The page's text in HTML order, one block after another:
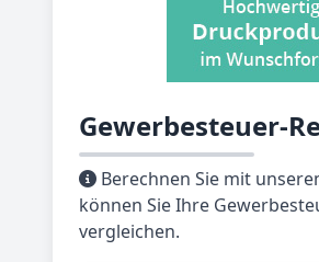
Gewerbesteuer-
Berechnen Sie mit
können Sie Ihre
vergleichen.